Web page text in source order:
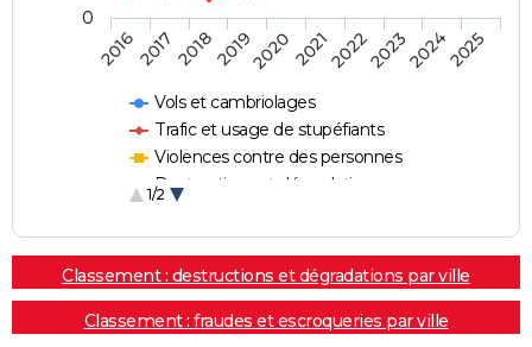
Vols et cambriolages
Trafic et usage de stupéfiants
Violences contre des personnes
Destructions et dégradations
1/2
2016201720182019202020212022202320242025
0
Classement : destructions et dégradations par ville
Classement : fraudes et escroqueries par ville